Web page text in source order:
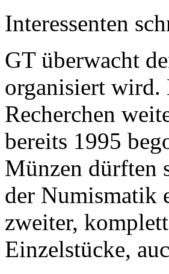
Interessenten
GT überwacht
organisiert wird.
Recherchen
bereits 1995
Münzen dürften
der Numismatik
zweiter,
Einzelstücke,